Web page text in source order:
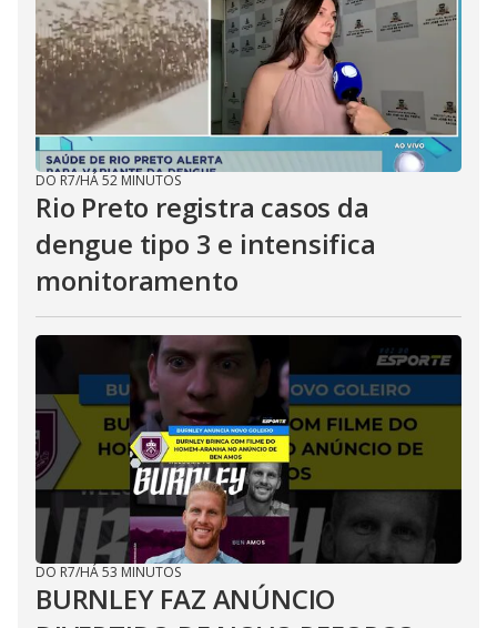
DO R7/HÁ 52 MINUTOS
Rio Preto registra casos da
dengue tipo 3 e intensifica
monitoramento
DO R7/HÁ 53 MINUTOS
BURNLEY FAZ ANÚNCIO